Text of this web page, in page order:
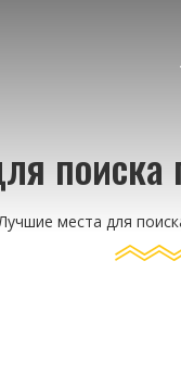
поиска
места для